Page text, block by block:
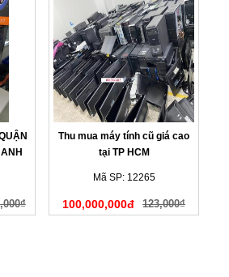
Thu mua máy tính cũ giá cao
tại TP HCM
Mã SP: 12265
100,000,000đ 123,000₫